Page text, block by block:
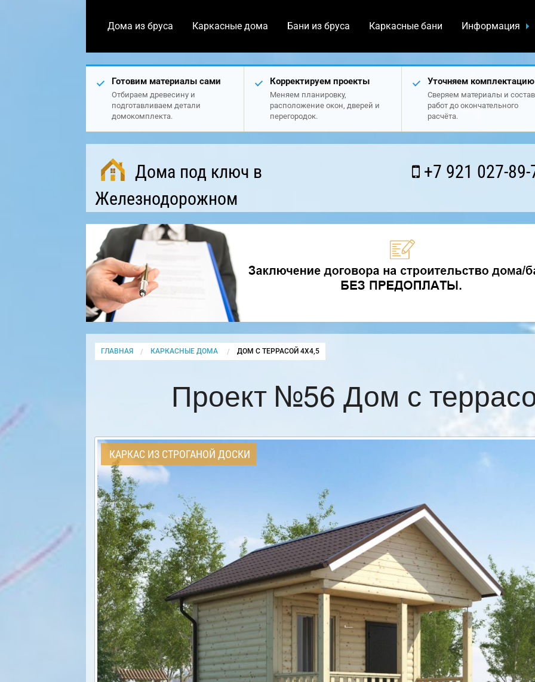
Дома из бруса Каркасные дома Бани из бруса Каркасные бани Информация
Готовим материалы сами
Отбираем древесину и
подготавливаем детали
домокомплекта.
Корректируем проекты
Меняем планировку,
расположение окон, дверей и
перегородок.
Уточняем комплектацию
Сверяем материалы и состав
работ до окончательного
расчёта.
Дома под ключ в
Железнодорожном
+7 921 027-89-
ГЛАВНАЯ КАРКАСНЫЕ ДОМА CURRENT:
ДОМ С ТЕРРАСОЙ 4Х4,5
Проект №56 Дом с
КАРКАС ИЗ СТРОГАНОЙ ДОСКИ